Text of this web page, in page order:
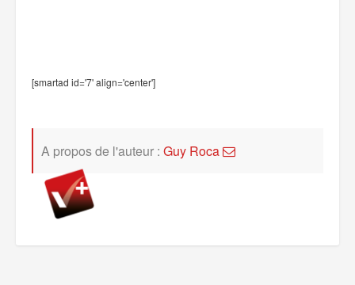
[smartad id='7' align='center']
A propos de l'auteur : Guy Roca